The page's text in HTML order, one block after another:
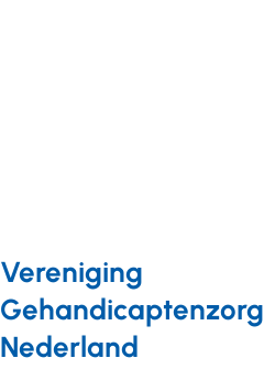
Vereniging
Gehandicaptenzorg
Nederland